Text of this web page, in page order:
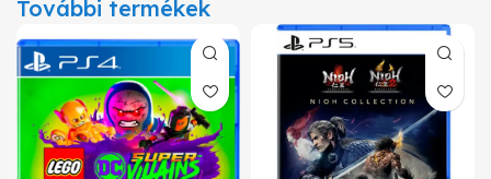
További termékek